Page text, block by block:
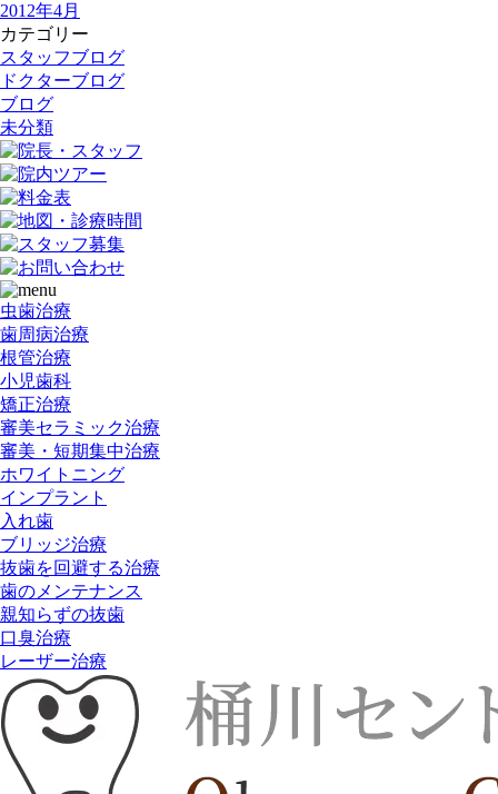
2012年4月
カテゴリー
スタッフブログ
ドクターブログ
ブログ
未分類
虫歯治療
歯周病治療
根管治療
小児歯科
矯正治療
審美セラミック治療
審美・短期集中治療
ホワイトニング
インプラント
入れ歯
ブリッジ治療
抜歯を回避する治療
歯のメンテナンス
親知らずの抜歯
口臭治療
レーザー治療